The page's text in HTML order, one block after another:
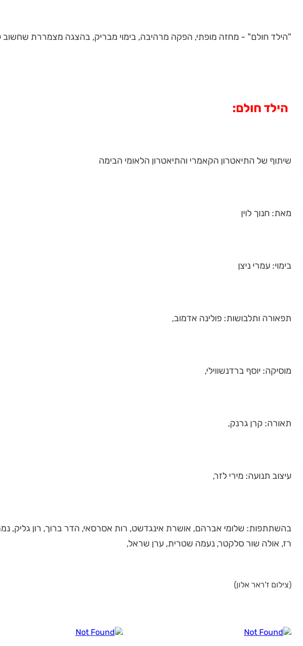
"הילד חולם" - מחזה מופתי, הפקה מרהיבה, בימוי מבריק, בהצגה מצמררת שחשוב
הילד חולם:
שיתוף של התיאטרון הקאמרי והתיאטרון הלאומי הבימה
מאת: חנוך לוין
בימוי: עמרי ניצן
תפאורה ותלבושות: פולינה אדמוב,
מוסיקה: יוסף ברדנשווילי,
תאורה: קרן גרנק,
עיצוב תנועה: מירי לזר,
בהשתתפות: שלומי אברהם, אושרת אינגדשט, רות אסרסאי, הדר ברוך, רון גליק,
רז, אולה שור סלקטר, נעמה שטרית, ערן שראל,
(צילום ז'ראר אלון)